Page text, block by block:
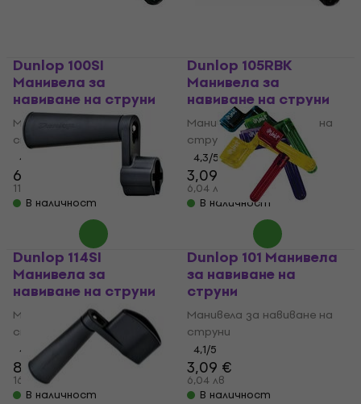
Dunlop 100SI
Манивела за
навиване на струни
Манивела за навиване на
струни
4,3
6,09 €
11,91 лв
В наличност
Dunlop 105RBK
Манивела за
навиване на струни
Манивела за навиване на
струни
4,3/5
3,09 €
6,04 лв
В наличност
Dunlop 114SI
Манивела за
навиване на струни
Манивела за навиване на
струни
4,5 /5
8,19 €
16,02 лв9,59 €
В наличност
Dunlop 101 Манивела
за навиване на
струни
Манивела за навиване на
струни
4,1/5
3,09 €
6,04 лв
В наличност